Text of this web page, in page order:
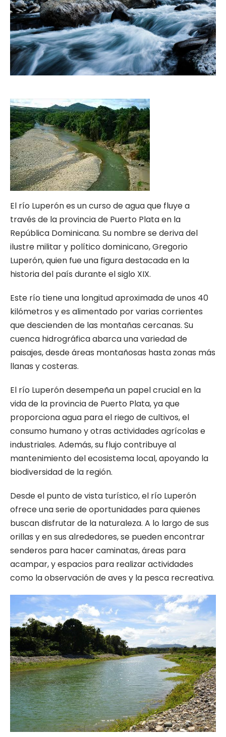
El río Luperón es un curso de agua que fluye a
través de la provincia de Puerto Plata en la
República Dominicana. Su nombre se deriva del
ilustre militar y político dominicano, Gregorio
Luperón, quien fue una figura destacada en la
historia del país durante el siglo XIX.
Este río tiene una longitud aproximada de unos 40
kilómetros y es alimentado por varias corrientes
que descienden de las montañas cercanas. Su
cuenca hidrográfica abarca una variedad de
paisajes, desde áreas montañosas hasta zonas más
llanas y costeras.
El río Luperón desempeña un papel crucial en la
vida de la provincia de Puerto Plata, ya que
proporciona agua para el riego de cultivos, el
consumo humano y otras actividades agrícolas e
industriales. Además, su flujo contribuye al
mantenimiento del ecosistema local, apoyando la
biodiversidad de la región.
Desde el punto de vista turístico, el río Luperón
ofrece una serie de oportunidades para quienes
buscan disfrutar de la naturaleza. A lo largo de sus
orillas y en sus alrededores, se pueden encontrar
senderos para hacer caminatas, áreas para
acampar, y espacios para realizar actividades
como la observación de aves y la pesca recreativa.